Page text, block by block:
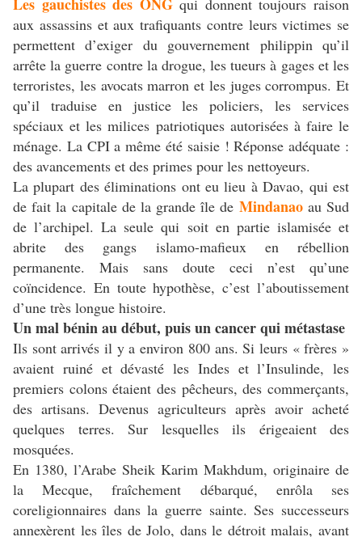
qui donnent toujours raison
aux assassins et aux trafiquants contre leurs victimes se
permettent d’exiger du gouvernement philippin qu’il
arrête la guerre contre la drogue, les tueurs à gages et les
terroristes, les avocats marron et les juges corrompus. Et
qu’il traduise en justice les policiers, les services
spéciaux et les milices patriotiques autorisées à faire le
ménage. La CPI a même été saisie ! Réponse adéquate :
des avancements et des primes pour les nettoyeurs.
La plupart des éliminations ont eu lieu à Davao, qui est
de fait la capitale de la grande île de Mindanao au Sud
de l’archipel. La seule qui soit en partie islamisée et
abrite des gangs islamo-mafieux en rébellion
permanente. Mais sans doute ceci n’est qu’une
coïncidence. En toute hypothèse, c’est l’aboutissement
d’une très longue histoire.
Un mal bénin au début, puis un cancer qui métastase
Ils sont arrivés il y a environ 800 ans. Si leurs « frères »
avaient ruiné et dévasté les Indes et l’Insulinde, les
premiers colons étaient des pêcheurs, des commerçants,
des artisans. Devenus agriculteurs après avoir acheté
quelques terres. Sur lesquelles ils érigeaient des
mosquées.
En 1380, l’Arabe Sheik Karim Makhdum, originaire de
la Mecque, fraîchement débarqué, enrôla ses
coreligionnaires dans la guerre sainte. Ses successeurs
annexèrent les îles de Jolo, dans le détroit malais, avant